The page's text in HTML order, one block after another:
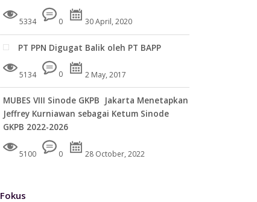
5334 0 30 April, 2020
PT PPN Digugat Balik oleh PT BAPP
5134 0 2 May, 2017
MUBES VIII Sinode GKPB Jakarta Menetapkan
Jeffrey Kurniawan sebagai Ketum Sinode
GKPB 2022-2026
5100 0 28 October, 2022
Fokus